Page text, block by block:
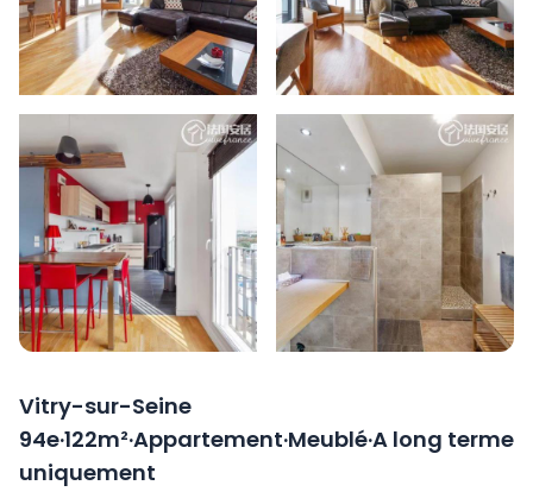
Vitry-sur-Seine
94e·122m²·Appartement·Meublé·A long terme
uniquement